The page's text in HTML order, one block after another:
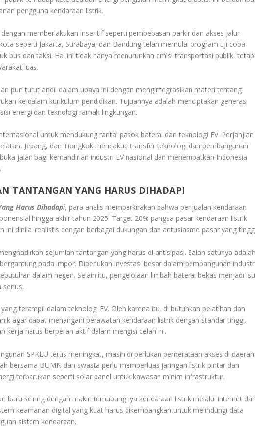
pengguna kendaraan listrik.
memberlakukan insentif seperti pembebasan parkir dan akses jalur
seperti Jakarta, Surabaya, dan Bandung telah memulai program uji coba
bus dan taksi. Hal ini tidak hanya menurunkan emisi transportasi publik,
luas.
pun turut andil dalam upaya ini dengan mengintegrasikan materi tentang
ke dalam kurikulum pendidikan. Tujuannya adalah menciptakan generasi
energi dan teknologi ramah lingkungan.
untuk mendukung rantai pasok baterai dan teknologi EV. Perjanjian
Jepang, dan Tiongkok mencakup transfer teknologi dan pembangunan
jalan bagi kemandirian industri EV nasional dan menempatkan Indonesia
TANTANGAN YANG HARUS DIHADAPI
Harus Dihadapi, para analis memperkirakan bahwa penjualan kendaraan
hingga akhir tahun 2025. Target 20% pangsa pasar kendaraan listrik
ini dinilai realistis dengan berbagai dukungan dan antusiasme pasar yang
sejumlah tantangan yang harus di antisipasi. Salah satunya
pada impor. Diperlukan investasi besar dalam pembangunan
dalam negeri. Selain itu, pengelolaan limbah baterai bekas menjadi isu
serius.
terampil dalam teknologi EV. Oleh karena itu, di butuhkan pelatihan dan
agar dapat menangani perawatan kendaraan listrik dengan standar tinggi.
kerja harus berperan aktif dalam mengisi celah ini.
SPKLU terus meningkat, masih di perlukan pemerataan akses di daerah
bersama BUMN dan swasta perlu memperluas jaringan listrik pintar dan
terbarukan seperti solar panel untuk kawasan minim infrastruktur.
baru seiring dengan makin terhubungnya kendaraan listrik melalui internet
keamanan digital yang kuat harus dikembangkan untuk melindungi data
sistem kendaraan.